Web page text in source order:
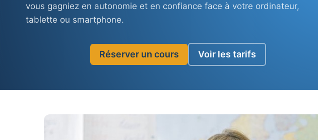
vous gagniez en autonomie et en confiance face à votre ordinateur,
tablette ou smartphone.
Réserver un cours Voir les tarifs